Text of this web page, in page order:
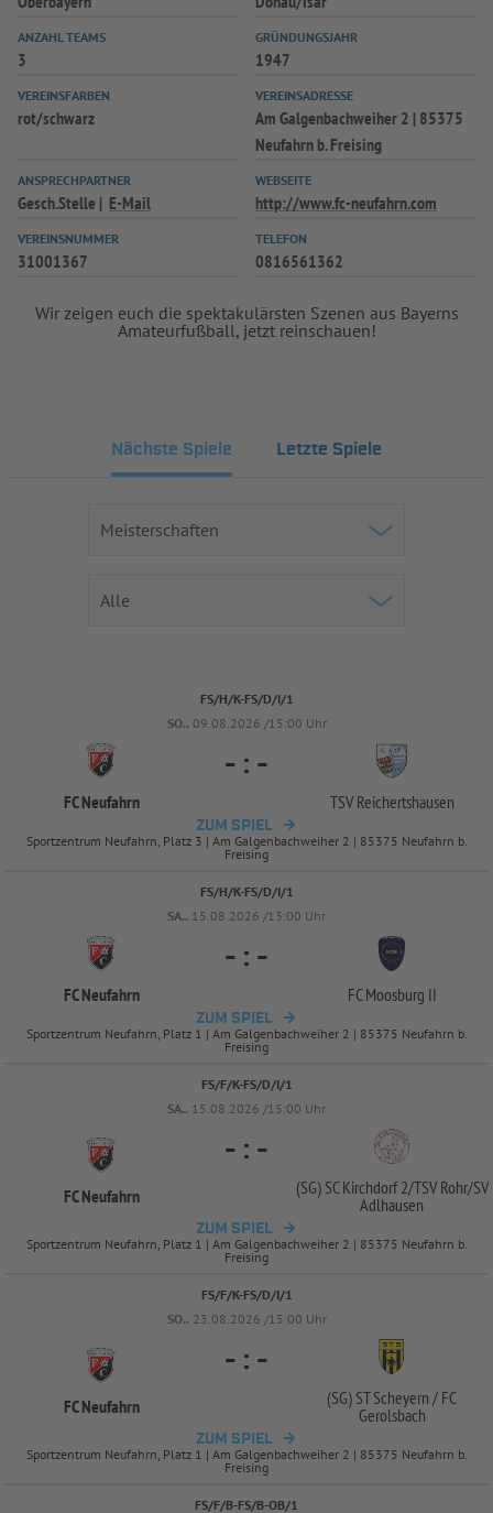
ANZAHL TEAMS
3
GRÜNDUNGSJAHR
1947
VEREINSFARBEN
rot/schwarz
VEREINSADRESSE
Am Galgenbachweiher 2 | 85375
Neufahrn b. Freising
ANSPRECHPARTNER
Gesch.Stelle E-Mail
WEBSEITE
http://www.fc-neufahrn.com
VEREINSNUMMER
31001367
TELEFON
0816561362
Wir zeigen euch die spektakulärsten Szenen aus Bayerns
Amateurfußball, jetzt reinschauen!
Nächste Spiele Letzte Spiele
FS/H/K-FS/D/I/1
SO.. 09.08.2026 /15:00 Uhr
FC Neufahrn
- : -
TSV Reichertshausen
ZUM SPIEL
Sportzentrum Neufahrn, Platz 3 | Am Galgenbachweiher 2 | 85375 Neufahrn b.
Freising
FS/H/K-FS/D/I/1
SA.. 15.08.2026 /13:00 Uhr
FC Neufahrn
- : -
FC Moosburg II
ZUM SPIEL
Sportzentrum Neufahrn, Platz 1 | Am Galgenbachweiher 2 | 85375 Neufahrn b.
Freising
FS/F/K-FS/D/I/1
SA.. 15.08.2026 /15:00 Uhr
FC Neufahrn
- : -
(SG) SC Kirchdorf 2/TSV Rohr/SV
Adlhausen
ZUM SPIEL
Sportzentrum Neufahrn, Platz 1 | Am Galgenbachweiher 2 | 85375 Neufahrn b.
Freising
FS/F/K-FS/D/I/1
SO.. 23.08.2026 /15:00 Uhr
FC Neufahrn
- : -
(SG) ST Scheyern / FC
Gerolsbach
ZUM SPIEL
Sportzentrum Neufahrn, Platz 1 | Am Galgenbachweiher 2 | 85375 Neufahrn b.
Freising
FS/F/B-FS/B-OB/1